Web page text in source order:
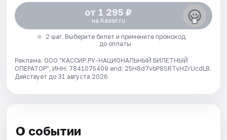
от 1 295 ₽
на Kassir.ru
2 шаг. Выберите билет и примените промокод
до оплаты
Реклама. ООО "КАССИР.РУ-НАЦИОНАЛЬНЫЙ БИЛЕТНЫЙ
ОПЕРАТОР", ИНН: 7841075409 erid: 25H8d7vbP8SRTvHZrUcdLB.
Действует до 31 августа 2026
О событии